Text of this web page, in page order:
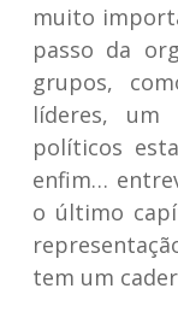
muito
passo da
grupos,
líderes, um
políticos
enfim…
o último
tem um